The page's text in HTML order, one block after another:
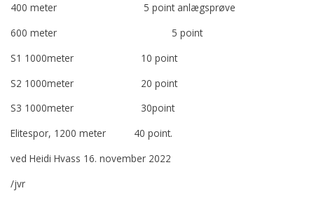
400 meter 5 point anlægsprøve
600 meter 5 point
S1 1000meter 10 point
S2 1000meter 20 point
S3 1000meter 30point
Elitespor, 1200 meter 40 point.
ved Heidi Hvass 16. november 2022
/jvr